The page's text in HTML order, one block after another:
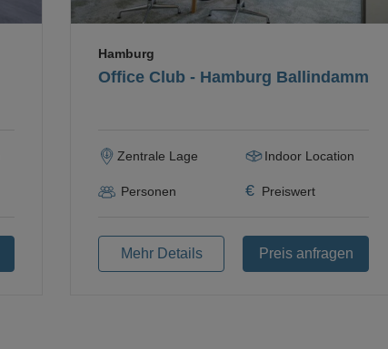
Office Club - Hamburg Ballindamm
Hamburg
Zentrale Lage Indoor Location
Personen € Preiswert
Mehr Details Preis anfragen